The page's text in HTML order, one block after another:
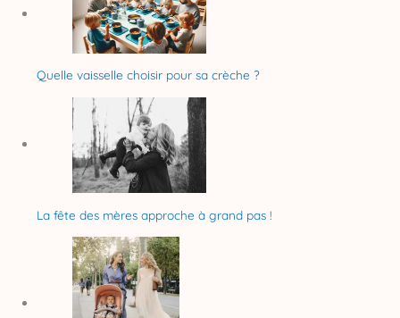
Quelle vaisselle choisir pour sa crèche ?
La fête des mères approche à grand pas !